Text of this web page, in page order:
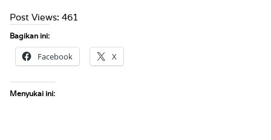
Post Views: 461
Bagikan ini:
Facebook X
Menyukai ini: